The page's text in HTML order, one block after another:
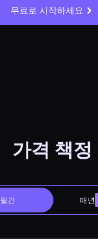
무료로 시작하세요
가격 책정
월간 매년